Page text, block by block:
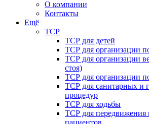
О компании
Контакты
Ещё
ТСР
ТСР для детей
ТСР для организации
ТСР для организации
стоя)
ТСР для организации
ТСР для санитарных и
процедур
ТСР для ходьбы
ТСР для
пациентов